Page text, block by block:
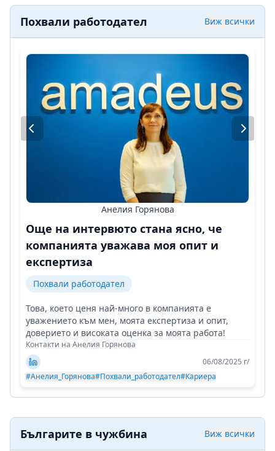
Похвали работодател Виж всички
Анелия Горянова
Още на интервюто стана ясно, че
компанията уважава моя опит и
експертиза
Похвали работодател
Това, което ценя най-много в компанията е
уважението към мен, моята експертиза и опит,
доверието и високата оценка за моята работа!
Контакти на Анелия Горянова
06/08/2025 г/
#Анелия_Горянова#Похвали_работодател#Кариера
Българите в чужбина Виж всички